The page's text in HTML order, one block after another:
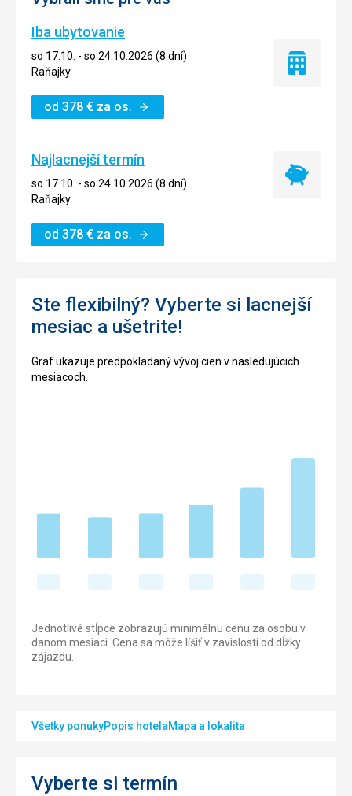
Iba ubytovanie
so 17.10. - so 24.10.2026 (8 dní)
Raňajky
od 378 € za os.
Iba
Najlacnejší termín
so 17.10. - so 24.10.2026 (8 dní)
Raňajky
od 378 € za os.
Najlacnejší
Ste flexibilný? Vyberte si lacnejší
mesiac a ušetrite!
Graf ukazuje predpokladaný vývoj cien v nasledujúcich
mesiacoch.
Jednotlivé stĺpce zobrazujú minimálnu cenu za osobu v
danom mesiaci. Cena sa môže líšiť v zavislosti od dĺžky
zájazdu.
Všetky ponukyPopis hotelaMapa a lokalita
Vyberte si termín